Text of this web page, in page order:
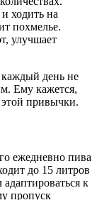
ходить на
похмелье.
улучшает
каждый день не
Ему кажется,
привычки.
ежедневно пива
до 15 литров
к
пропуск